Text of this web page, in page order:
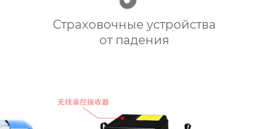
Страховочные устройства
от падения